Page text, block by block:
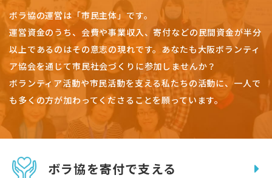
ボラ協の運営は「市民主体」です。
運営資金のうち、会費や事業収入、寄付などの民間資金が半分
以上であるのはその意志の現れです。 あなたも大阪ボランティ
ア協会を通じて市民社会づくりに参加しませんか？
ボランティア活動や市民活動を支える私たちの活動に、一人で
も多くの方が加わってくださることを願っています。
ボラ協を寄付で支える